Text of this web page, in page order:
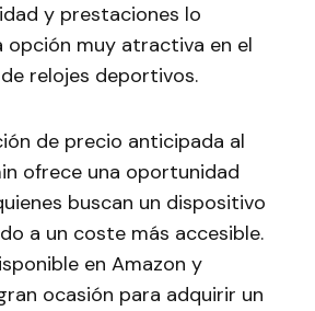
y prestaciones lo
opción muy atractiva en el
relojes deportivos.
de precio anticipada al
ofrece una oportunidad
buscan un dispositivo
a un coste más accesible.
en Amazon y
ocasión para adquirir un